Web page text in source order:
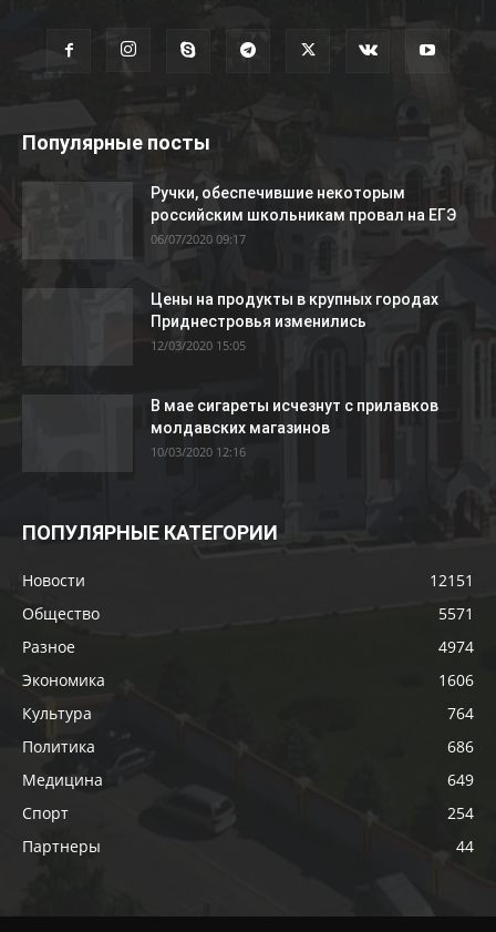
Популярные посты
Ручки, обеспечившие некоторым
российским школьникам провал на ЕГЭ
06/07/2020 09:17
Цены на продукты в крупных городах
Приднестровья изменились
12/03/2020 15:05
В мае сигареты исчезнут с прилавков
молдавских магазинов
10/03/2020 12:16
ПОПУЛЯРНЫЕ КАТЕГОРИИ
Новости
12151
Общество
5571
Разное
4974
Экономика
1606
Культура
764
Политика
686
Медицина
649
Спорт
254
Партнеры
44